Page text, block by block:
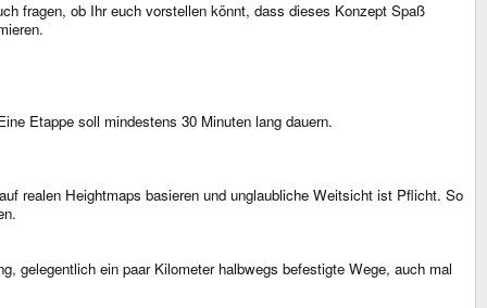
fragen, ob Ihr euch vorstellen könnt, dass dieses Konzept Spaß
Etappe soll mindestens 30 Minuten lang dauern.
realen Heightmaps basieren und unglaubliche Weitsicht ist Pflicht. So
gelegentlich ein paar Kilometer halbwegs befestigte Wege, auch mal